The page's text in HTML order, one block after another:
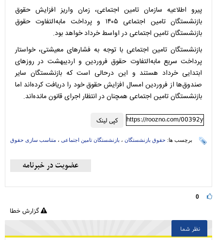
پیرو اطلاعیه سازمان تامین اجتماعی، زمان واریز افزایش حقوق
بازنشستگان تامین اجتماعی ۱۴۰۵ و پرداخت مابه‌التفاوت حقوق
بازنشستگان تامین اجتماعی در اواسط خرداد خواهد بود.
بازنشستگان تامین اجتماعی با توجه به فشارهای معیشتی، خواستار
پرداخت سریع مابه‌التفاوت حقوق فروردین و اردیبهشت در روزهای
ابتدایی خرداد هستند و این درحالی است که بازنشستگان سایر
صندوق‌ها از فروردین‌ امسال افزایش حقوق خود را دریافت کرده‌اند اما
بازنشستگان تامین اجتماعی همچنان در انتظار اجرای قانون مانده‌اند.
کپی لینک https://roozno.com/00392y
برچسب ها: حقوق بازنشستگان ، بازنشستگان تامین اجتماعی ، متناسب سازی حقوق
0
گزارش خطا
نظر شما